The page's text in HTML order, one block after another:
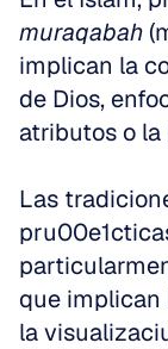
muraqabah
implican la
de Dios,
atributos o
Las
que
la